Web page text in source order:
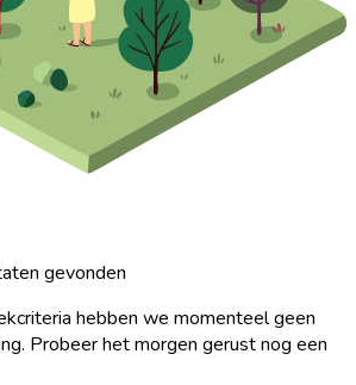
gevonden
hebben we momenteel geen
Probeer het morgen gerust nog een